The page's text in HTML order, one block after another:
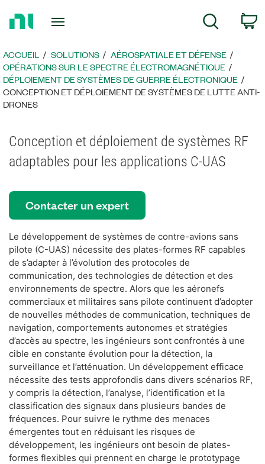
page
d’accueil
ACCUEIL SOLUTIONS
AÉROSPATIALE ET DÉFENSE
OPÉRATIONS SUR LE SPECTRE ÉLECTROMAGNÉTIQUE
DÉPLOIEMENT DE SYSTÈMES DE GUERRE ÉLECTRONIQUE
CONCEPTION ET DÉPLOIEMENT DE SYSTÈMES DE LUTTE ANTI-
DRONES
Conception et déploiement de systèmes RF
adaptables pour les applications C-UAS
Contacter un expert
Le développement de systèmes de contre-avions sans
pilote (C-UAS) nécessite des plates-formes RF capables
de s’adapter à l’évolution des protocoles de
communication, des technologies de détection et des
environnements de spectre. Alors que les aéronefs
commerciaux et militaires sans pilote continuent d’adopter
de nouvelles méthodes de communication, techniques de
navigation, comportements autonomes et stratégies
d’accès au spectre, les ingénieurs sont confrontés à une
cible en constante évolution pour la détection, la
surveillance et l’atténuation. Un développement efficace
nécessite des tests approfondis dans divers scénarios RF,
y compris la détection, l’analyse, l’identification et la
classification des signaux dans plusieurs bandes de
fréquences. Pour suivre le rythme des menaces
émergentes tout en réduisant les risques de
développement, les ingénieurs ont besoin de plates-
formes flexibles qui prennent en charge le prototypage